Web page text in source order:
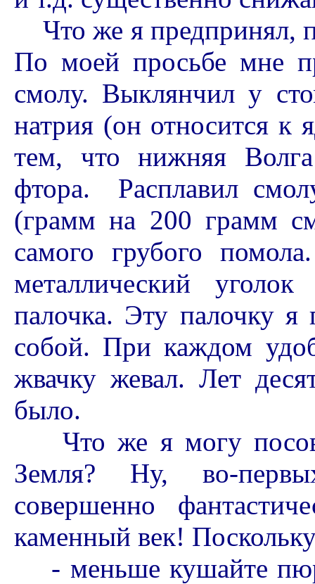
Что же я предпринял,
По моей просьбе мне
смолу. Выклянчил у
натрия (он относится к
тем, что нижняя
фтора. Расплавил
(грамм на 200 грамм
самого грубого
металлический
палочка. Эту палочку я
собой. При каждом
жвачку жевал. Лет
было.
Что же я могу
Земля? Ну, во-
совершенно
каменный век!
- меньше кушайте